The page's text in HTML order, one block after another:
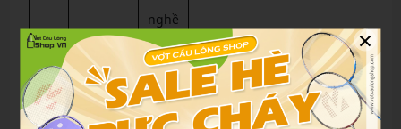
nghề
Giá
thành
Cao Thấp
Trung
bình
Đối
Chuyên
Cá
Cửa hàng
×